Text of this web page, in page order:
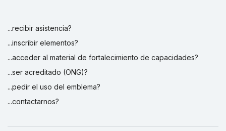
...recibir asistencia?
...inscribir elementos?
...acceder al material de fortalecimiento de capacidades?
...ser acreditado (ONG)?
...pedir el uso del emblema?
...contactarnos?